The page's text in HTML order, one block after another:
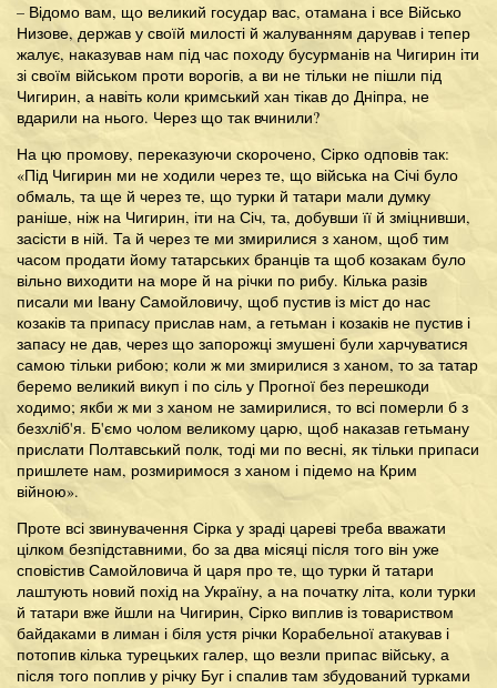
– Відомо вам, що великий государ вас, отамана і все Військо
Низове, держав у своїй милості й жалуванням дарував і тепер
жалує, наказував нам під час походу бусурманів на Чигирин іти
зі своїм військом проти ворогів, а ви не тільки не пішли під
Чигирин, а навіть коли кримський хан тікав до Дніпра, не
вдарили на нього. Через що так вчинили?
На цю промову, переказуючи скорочено, Сірко одповів так:
«Під Чигирин ми не ходили через те, що війська на Січі було
обмаль, та ще й через те, що турки й татари мали думку
раніше, ніж на Чигирин, іти на Січ, та, добувши її й зміцнивши,
засісти в ній. Та й через те ми змирилися з ханом, щоб тим
часом продати йому татарських бранців та щоб козакам було
вільно виходити на море й на річки по рибу. Кілька разів
писали ми Івану Самойловичу, щоб пустив із міст до нас
козаків та припасу прислав нам, а гетьман і козаків не пустив і
запасу не дав, через що запорожці змушені були харчуватися
самою тільки рибою; коли ж ми змирилися з ханом, то за татар
беремо великий викуп і по сіль у Прогної без перешкоди
ходимо; якби ж ми з ханом не замирилися, то всі померли б з
безхліб'я. Б'ємо чолом великому царю, щоб наказав гетьману
прислати Полтавський полк, тоді ми по весні, як тільки припаси
пришлете нам, розмиримося з ханом і підемо на Крим
війною».
Проте всі звинувачення Сірка у зраді цареві треба вважати
цілком безпідставними, бо за два місяці після того він уже
сповістив Самойловича й царя про те, що турки й татари
лаштують новий похід на Україну, а на початку літа, коли турки
й татари вже йшли на Чигирин, Сірко виплив із товариством
байдаками в лиман і біля устя річки Корабельної атакував і
потопив кілька турецьких галер, що везли припас війську, а
після того поплив у річку Буг і спалив там збудований турками